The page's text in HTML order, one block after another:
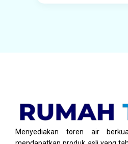
Menyediakan toren air